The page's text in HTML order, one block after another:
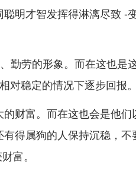
明才智发挥得淋漓尽致 -
勤劳的形象。而在这也是
对稳定的情况下逐步回报。
财富。而在这也会是他们
得属狗的人保持沉稳，不
富。